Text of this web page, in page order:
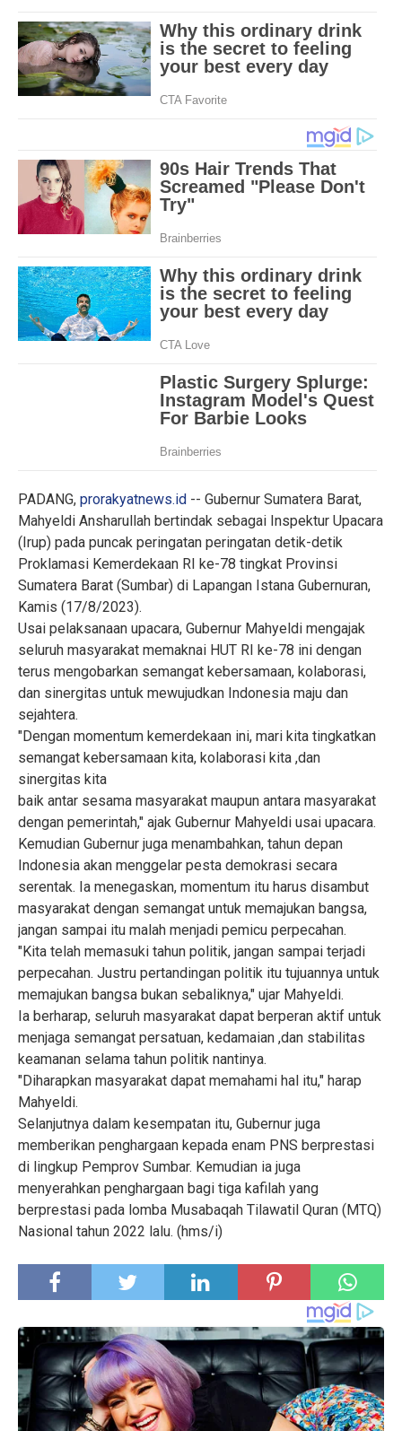
PADANG,prorakyatnews.id -- Gubernur Sumatera Barat,
Mahyeldi Ansharullah bertindak sebagai Inspektur Upacara
(Irup) pada puncak peringatan peringatan detik-detik
Proklamasi Kemerdekaan RI ke-78 tingkat Provinsi
Sumatera Barat (Sumbar) di Lapangan Istana Gubernuran,
Kamis (17/8/2023).
Usai pelaksanaan upacara, Gubernur Mahyeldi mengajak
seluruh masyarakat memaknai HUT RI ke-78 ini dengan
terus mengobarkan semangat kebersamaan, kolaborasi,
dan sinergitas untuk mewujudkan Indonesia maju dan
sejahtera.
"Dengan momentum kemerdekaan ini, mari kita tingkatkan
semangat kebersamaan kita, kolaborasi kita ,dan
sinergitas kita
baik antar sesama masyarakat maupun antara masyarakat
dengan pemerintah," ajak Gubernur Mahyeldi usai upacara.
Kemudian Gubernur juga menambahkan, tahun depan
Indonesia akan menggelar pesta demokrasi secara
serentak. Ia menegaskan, momentum itu harus disambut
masyarakat dengan semangat untuk memajukan bangsa,
jangan sampai itu malah menjadi pemicu perpecahan.
"Kita telah memasuki tahun politik, jangan sampai terjadi
perpecahan. Justru pertandingan politik itu tujuannya untuk
memajukan bangsa bukan sebaliknya," ujar Mahyeldi.
Ia berharap, seluruh masyarakat dapat berperan aktif untuk
menjaga semangat persatuan, kedamaian ,dan stabilitas
keamanan selama tahun politik nantinya.
"Diharapkan masyarakat dapat memahami hal itu," harap
Mahyeldi.
Selanjutnya dalam kesempatan itu, Gubernur juga
memberikan penghargaan kepada enam PNS berprestasi
di lingkup Pemprov Sumbar. Kemudian ia juga
menyerahkan penghargaan bagi tiga kafilah yang
berprestasi pada lomba Musabaqah Tilawatil Quran (MTQ)
Nasional tahun 2022 lalu. (hms/i)